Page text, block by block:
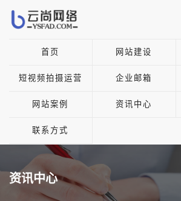
首页 网站建设
短视频拍摄运营 企业邮箱
网站案例 资讯中心
联系方式
资讯中心